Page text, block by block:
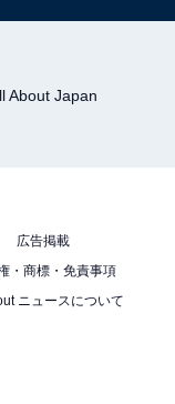
About Japan
広告掲載
・商標・免責事項
ニュースについて